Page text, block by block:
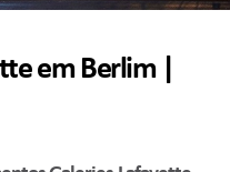
em Berlim |